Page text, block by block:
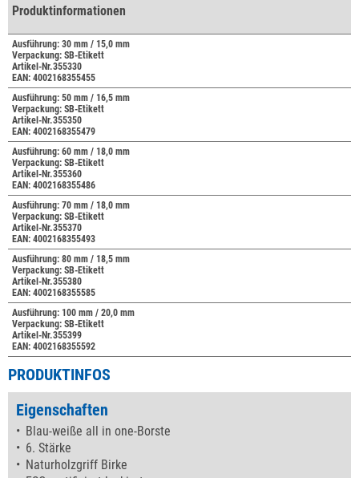
Produktinformationen
Ausführung: 30 mm / 15,0 mm
Verpackung: SB-Etikett
Artikel-Nr.355330
EAN: 4002168355455
Ausführung: 50 mm / 16,5 mm
Verpackung: SB-Etikett
Artikel-Nr.355350
EAN: 4002168355479
Ausführung: 60 mm / 18,0 mm
Verpackung: SB-Etikett
Artikel-Nr.355360
EAN: 4002168355486
Ausführung: 70 mm / 18,0 mm
Verpackung: SB-Etikett
Artikel-Nr.355370
EAN: 4002168355493
Ausführung: 80 mm / 18,5 mm
Verpackung: SB-Etikett
Artikel-Nr.355380
EAN: 4002168355585
Ausführung: 100 mm / 20,0 mm
Verpackung: SB-Etikett
Artikel-Nr.355399
EAN: 4002168355592
PRODUKTINFOS
Eigenschaften
Blau-weiße all in one-Borste
6. Stärke
Naturholzgriff Birke